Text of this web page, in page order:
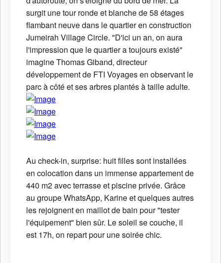
surgit une tour ronde et blanche de 58 étages
flambant neuve dans le quartier en construction
Jumeirah Village Circle. "D'ici un an, on aura
l'impression que le quartier a toujours existé"
imagine Thomas Giband, directeur
développement de FTI Voyages en observant le
parc à côté et ses arbres plantés à taille adulte.
Au check-in, surprise: huit filles sont installées
en colocation dans un immense appartement de
440 m2 avec terrasse et piscine privée. Grâce
au groupe WhatsApp, Karine et quelques autres
les rejoignent en maillot de bain pour "tester
l'équipement" bien sûr. Le soleil se couche, il
est 17h, on repart pour une soirée chic.